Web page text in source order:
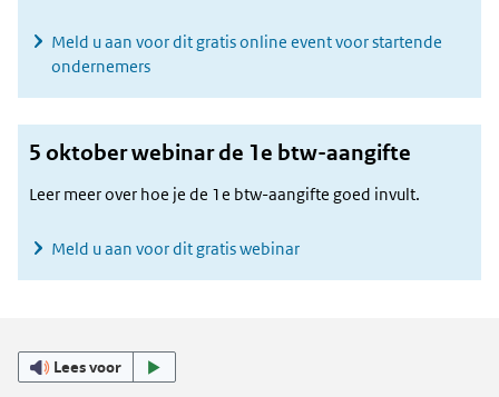
Meld u aan voor dit gratis online event voor startende
ondernemers
5 oktober webinar de 1e btw-aangifte
Leer meer over hoe je de 1e btw-aangifte goed invult.
Meld u aan voor dit gratis webinar
Lees voor